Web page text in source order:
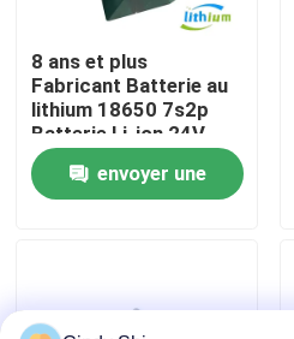
Demandez une citation
batterie au lithium de
Lithium électrique Ion
Batterie de camion de
8 ans et plus
Fabricant Batterie au
lithium 18650 7s2p
Batterie Li-ion 24V
60ah
envoyer une